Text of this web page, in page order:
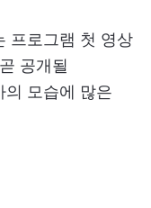
프로그램 첫 영상
공개될
의 모습에 많은